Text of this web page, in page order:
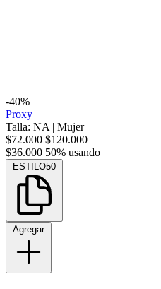
-40%
Proxy
Talla: NA | Mujer
$72.000 $120.000
$36.000 50% usando
ESTILO50
Agregar